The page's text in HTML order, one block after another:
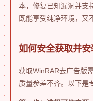
本，修复已知漏洞并支
既能享受纯净环境，又
如何安全获取并安
获取WinRAR去广告版
质量参差不齐。以下是